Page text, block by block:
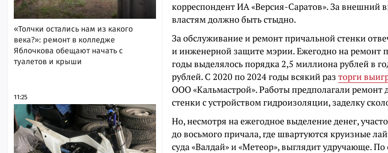
«Толчки остались нам из какого
века?»: ремонт в колледже
Яблочкова обещают начать с
туалетов и крыши
11:25
корреспондент ИА «Версия-Саратов». За внешний
властям должно быть стыдно.
За обслуживание и ремонт причальной стенки
и инженерной защите мэрии. Ежегодно на ремонт
годы выделялось порядка 2,5 миллиона рублей в
рублей. С 2020 по 2024 годы всякий раз торги
ООО «Кальмастрой». Работы предполагали
стенки с устройством гидроизоляции, заделку
Но, несмотря на ежегодное выделение денег,
до восьмого причала, где швартуются круизные
суда «Валдай» и «Метеор», выглядит удручающе.